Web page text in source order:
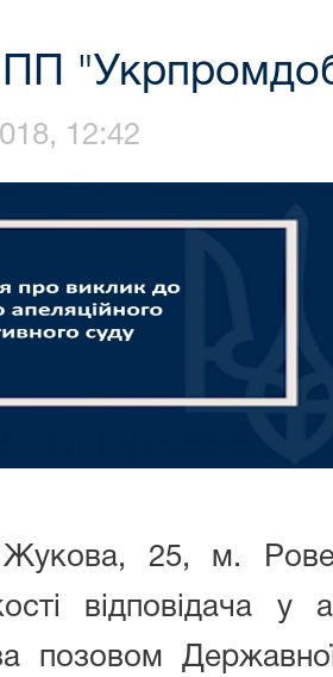
ПП
12:42
25, м.
відповідача у
позовом